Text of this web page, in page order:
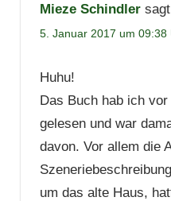
Mieze Schindler
5. Januar 2017 um 09:38
Huhu!
Das Buch hab ich
gelesen und war
davon. Vor allem die
um das alte Haus,